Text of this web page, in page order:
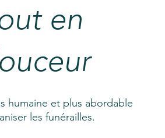
en
humaine et plus abordable
les funérailles.